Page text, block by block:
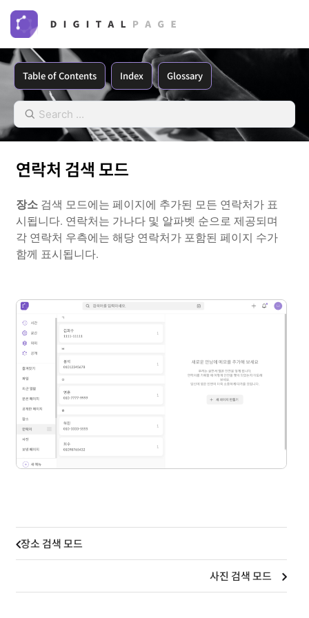
Table of Contents Index Glossary
연락처 검색 모드
장소 검색 모드에는 페이지에 추가된 모든 연락처가 표
시됩니다. 연락처는 가나다 및 알파벳 순으로 제공되며
각 연락처 우측에는 해당 연락처가 포함된 페이지 수가
함께 표시됩니다.
장소 검색 모드
사진 검색 모드